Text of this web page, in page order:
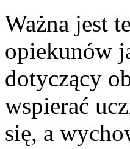
Ważna jest
opiekunów
dotyczący
wspierać
się, a